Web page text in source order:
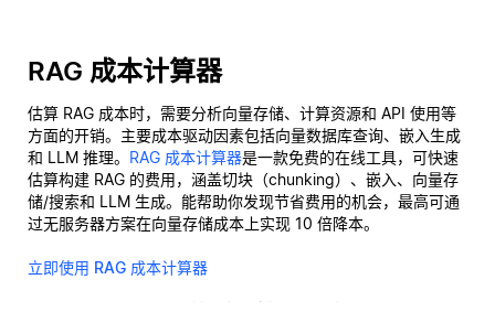
RAG 成本计算器
估算 RAG 成本时，需要分析向量存储、计算资源和 API 使用等
方面的开销。主要成本驱动因素包括向量数据库查询、嵌入生成
和 LLM 推理。 RAG 成本计算器是一款免费的在线工具，可快速
估算构建 RAG 的费用，涵盖切块（chunking）、嵌入、向量存
储/搜索和 LLM 生成。能帮助你发现节省费用的机会，最高可通
过无服务器方案在向量存储成本上实现 10 倍降本。
立即使用 RAG 成本计算器